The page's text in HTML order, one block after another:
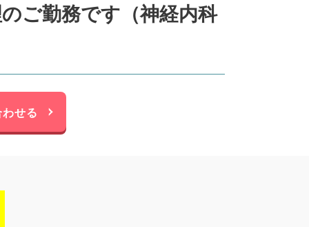
ご勤務です（神経内科
せる